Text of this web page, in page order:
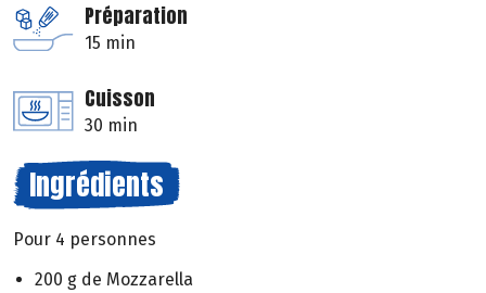
Préparation
15 min
Cuisson
30 min
Ingrédients
Pour 4 personnes
200 g de Mozzarella